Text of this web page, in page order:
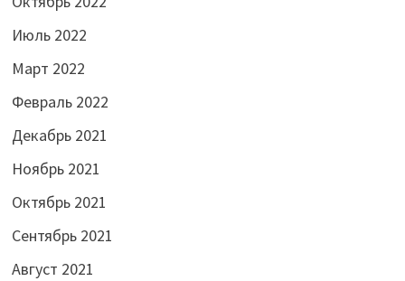
Июль 2022
Март 2022
Февраль 2022
Декабрь 2021
Ноябрь 2021
Октябрь 2021
Сентябрь 2021
Август 2021